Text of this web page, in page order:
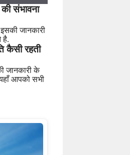
संभावना
इसकी जानकारी
है.
कैसी रहती
जानकारी के
आपको सभी